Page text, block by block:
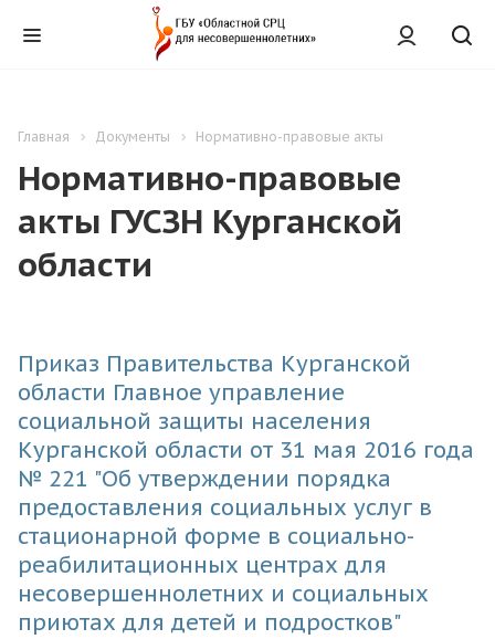
Главная Документы Нормативно-правовые акты
Нормативно-правовые
акты ГУСЗН Курганской
области
Приказ Правительства Курганской
области Главное управление
социальной защиты населения
Курганской области от 31 мая 2016 года
№ 221 "Об утверждении порядка
предоставления социальных услуг в
стационарной форме в социально-
реабилитационных центрах для
несовершеннолетних и социальных
приютах для детей и подростков"